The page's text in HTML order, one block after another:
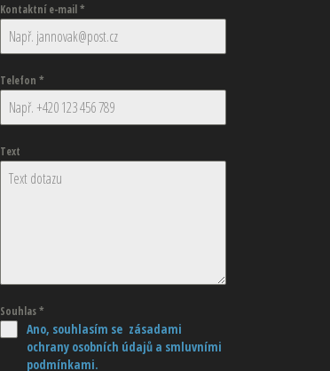
Kontaktní e-mail*
Telefon *
Text
Souhlas*
Ano, souhlasím se zásadami
ochrany osobních údajů a smluvními
podmínkami.